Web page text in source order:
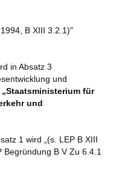
B XIII 3.2.1)"
in Absatz 3
und
„Staatsministerium für
und
1 wird „(s. LEP B XIII
Begründung B V Zu 6.4.1